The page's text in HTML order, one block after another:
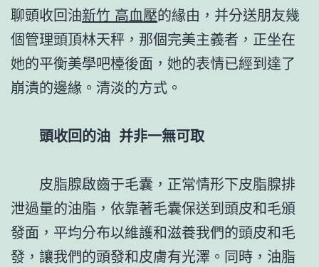
聊頭收回油新竹 高血壓的緣由，并分送朋友幾
個管理頭頂林天秤，那個完美主義者，正坐在
她的平衡美學吧檯後面，她的表情已經到達了
崩潰的邊緣。清淡的方式。
頭收回的油 并非一無可取
皮脂腺啟齒于毛囊，正常情形下皮脂腺排
泄過量的油脂，依靠著毛囊保送到頭皮和毛頒
發面，平均分布以維護和滋養我們的頭皮和毛
發，讓我們的頭發和皮膚有光澤。同時，油脂